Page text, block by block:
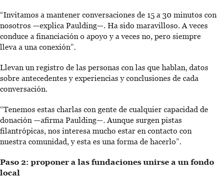
“Invitamos a mantener conversaciones de 15 a 30 minutos con
nosotros —explica Paulding—. Ha sido maravilloso. A veces
conduce a financiación o apoyo y a veces no, pero siempre
lleva a una conexión”.
Llevan un registro de las personas con las que hablan, datos
sobre antecedentes y experiencias y conclusiones de cada
conversación.
“Tenemos estas charlas con gente de cualquier capacidad de
donación —afirma Paulding—. Aunque surgen pistas
filantrópicas, nos interesa mucho estar en contacto con
nuestra comunidad, y esta es una forma de hacerlo”.
Paso 2: proponer a las fundaciones unirse a un fondo
local